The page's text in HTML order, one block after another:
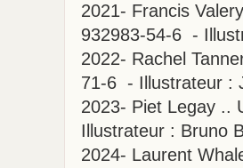
2021- Francis
932983-54-6 -
2022- Rachel
71-6 - Illustrateur :
2023- Piet Legay ..
Illustrateur : Bruno
2024- Laurent